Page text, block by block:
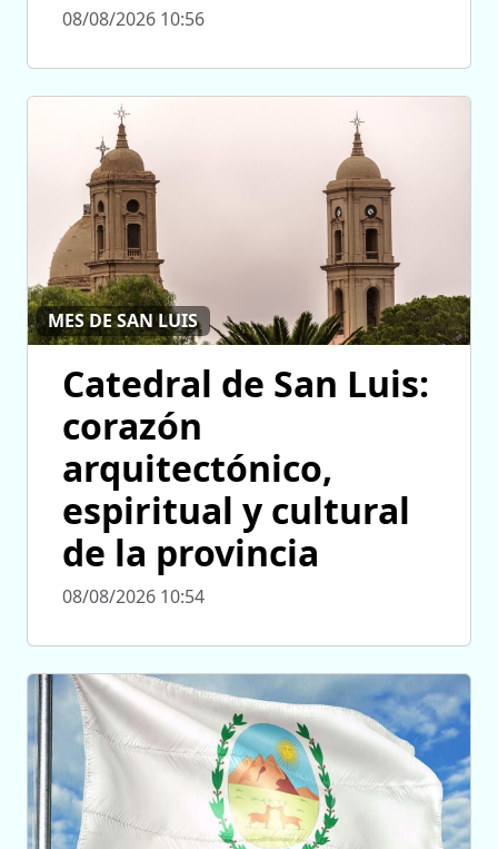
08/08/2026 10:56
MES DE SAN LUIS
Catedral de San Luis:
corazón
arquitectónico,
espiritual y cultural
de la provincia
08/08/2026 10:54